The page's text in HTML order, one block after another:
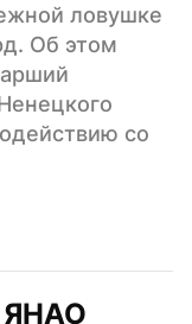
ловушке
Об этом
со
ЯНАО